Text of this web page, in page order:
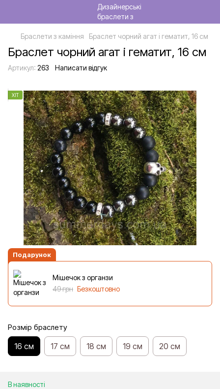
Браслети з каміння Браслет чорний агат і гематит, 16 см
Браслет чорний агат і гематит, 16 см
Артикул: 263 Написати відгук
ХІТ
Подарунок
Мішечок з органзи
49 грн Безкоштовно
Розмір браслету
16 см 17 см 18 см 19 см 20 см
В наявності